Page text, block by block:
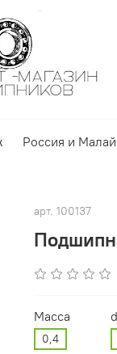
Россия и
арт. 100137
Масса
0,4